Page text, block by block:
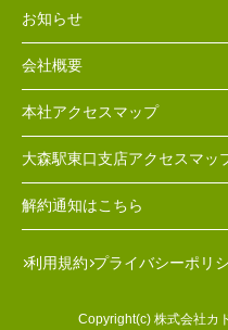
お知らせ
会社概要
本社アクセスマップ
大森駅東口支店アクセスマッ
解約通知はこちら
利用規約 プライバシーポリ
Copyright(c) 株式会社カ